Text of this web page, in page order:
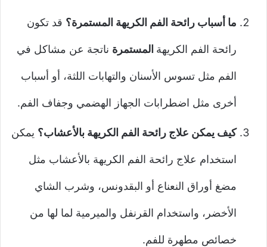
ما أسباب رائحة الفم الكريهة المستمرة؟ قد تكون
رائحة الفم الكريهة المستمرة ناتجة عن مشاكل في
الفم مثل تسوس الأسنان والتهابات اللثة، أو أسباب
أخرى مثل اضطرابات الجهاز الهضمي وجفاف الفم.
كيف يمكن علاج رائحة الفم الكريهة بالأعشاب؟ يمكن
استخدام علاج رائحة الفم الكريهة بالأعشاب مثل
مضغ أوراق النعناع أو البقدونس، وشرب الشاي
الأخضر، واستخدام القرنفل والميرمية لما لها من
خصائص مطهرة للفم.